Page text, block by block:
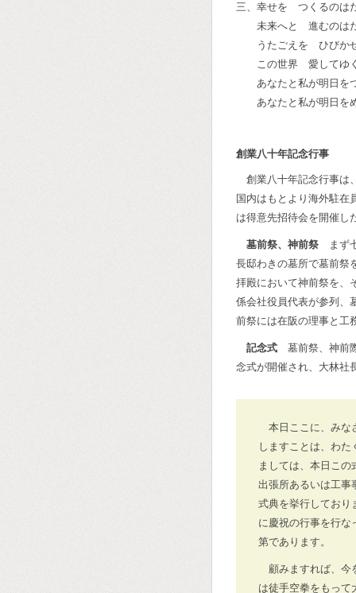
三、幸せを つくるのは
未来へと 進むのは
うたごえを ひびか
この世界 愛してゆ
あなたと私が明日を
あなたと私が明日を
創業八十年記念行事
創業八十年記念行事は
国内はもとより海外駐在
は得意先招待会を開催し
墓前祭、神前祭 まず
長邸わきの墓所で墓前祭
拝殿において神前祭を、
係会社役員代表が参列、
前祭には在阪の理事と工
記念式 墓前祭、神前
念式が開催され、大林社
本日ここに、みな
しますことは、わ
ましては、本日こ
出張所あるいは工事
式典を挙行しており
に慶祝の行事を行な
第であります。
顧みますれば、今
は徒手空拳をもって